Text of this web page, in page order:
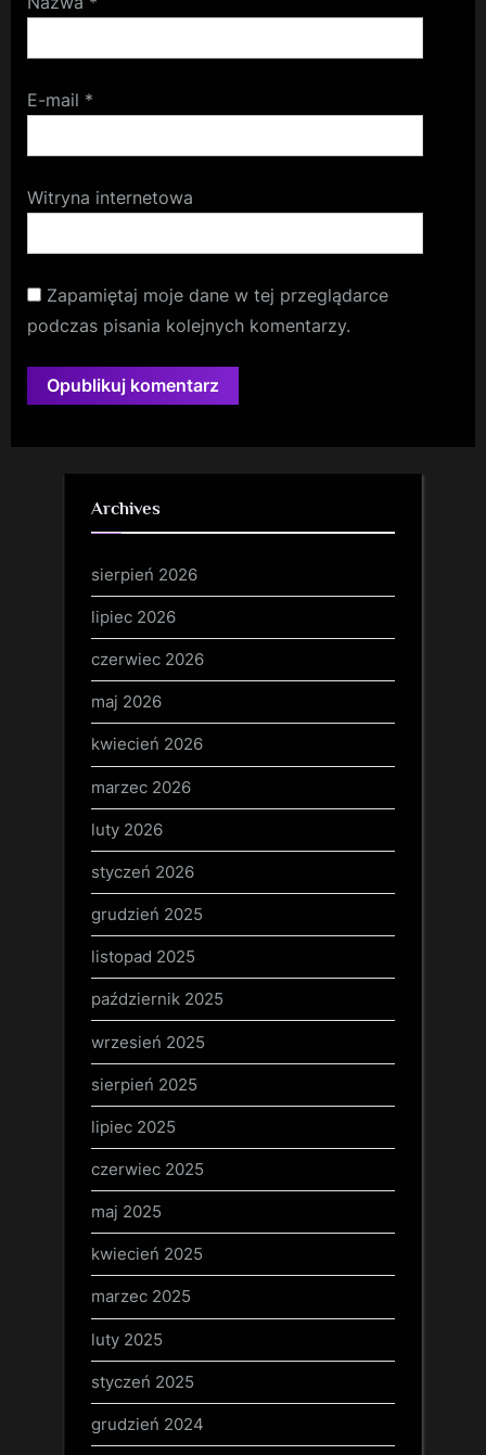
E-mail *
Witryna internetowa
Zapamiętaj moje dane w tej przeglądarce
podczas pisania kolejnych komentarzy.
Archives
sierpień 2026
lipiec 2026
czerwiec 2026
maj 2026
kwiecień 2026
marzec 2026
luty 2026
styczeń 2026
grudzień 2025
listopad 2025
październik 2025
wrzesień 2025
sierpień 2025
lipiec 2025
czerwiec 2025
maj 2025
kwiecień 2025
marzec 2025
luty 2025
styczeń 2025
grudzień 2024